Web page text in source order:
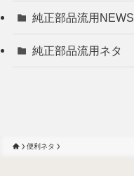
純正部品流用NEWS
純正部品流用ネタ
便利ネタ